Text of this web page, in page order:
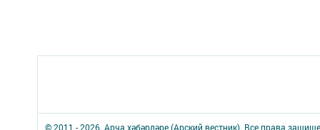
© 2011 - 2026. Арча хәбәрләре (Арский вестник). Все права